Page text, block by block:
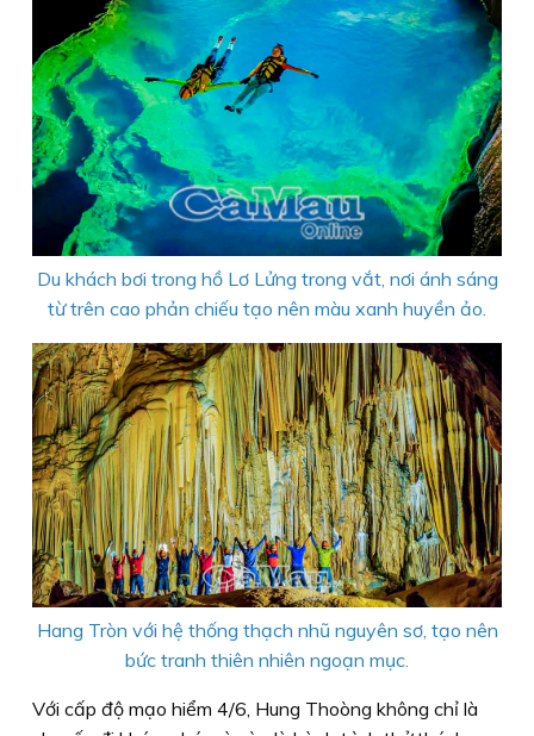
Du khách bơi trong hồ Lơ Lửng trong vắt, nơi ánh sáng
từ trên cao phản chiếu tạo nên màu xanh huyền ảo.
Hang Tròn với hệ thống thạch nhũ nguyên sơ, tạo nên
bức tranh thiên nhiên ngoạn mục.
Với cấp độ mạo hiểm 4/6, Hung Thoòng không chỉ là